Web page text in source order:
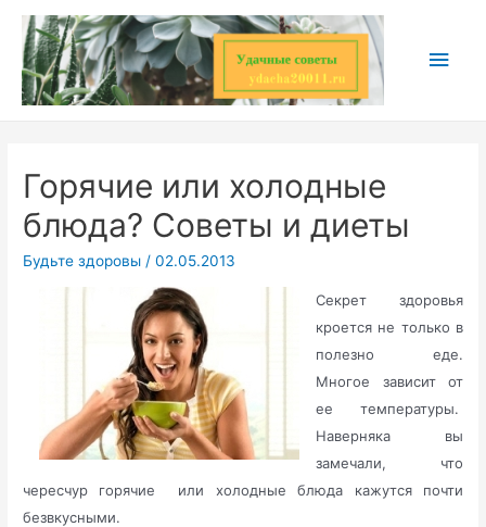
Перейти
содержимому
Горячие или холодные
блюда? Советы и диеты
Будьте здоровы /02.05.2013
Секрет здоровья
кроется не только в
полезно еде.
Многое зависит от
ее температуры.
Наверняка вы
замечали, что
чересчур горячие или холодные блюда кажутся почти
безвкусными.